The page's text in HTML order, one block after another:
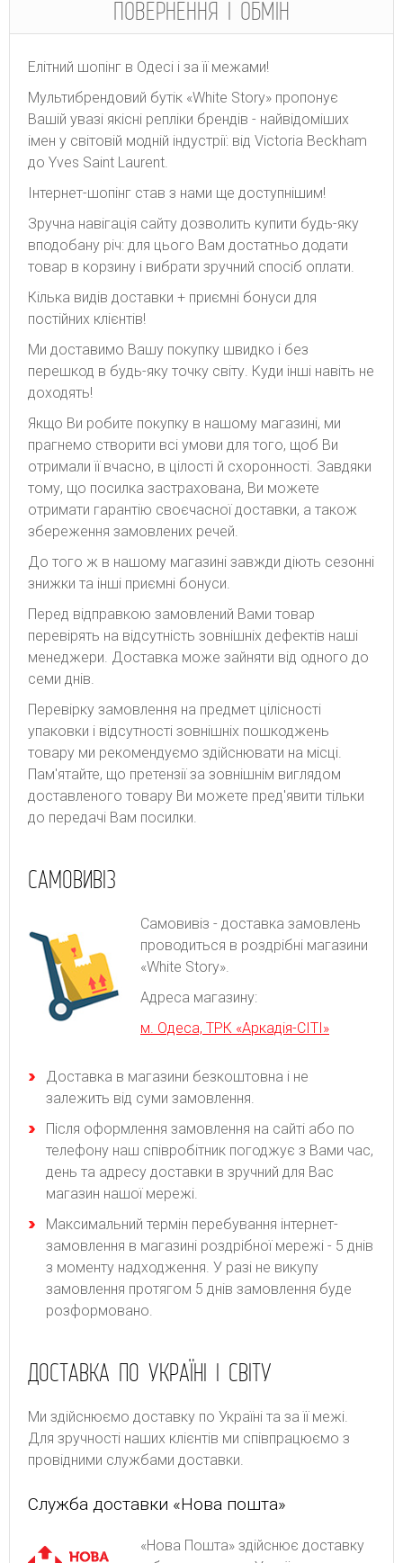
ПОВЕРНЕННЯ І ОБМІН
Елітний шопінг в Одесі і за її межами!
Мультибрендовий бутік «White Story» пропонує
Вашій увазі якісні репліки брендів - найвідоміших
імен у світовій модній індустрії: від Victoria Beckham
до Yves Saint Laurent.
Інтернет-шопінг став з нами ще доступнішим!
Зручна навігація сайту дозволить купити будь-яку
вподобану річ: для цього Вам достатньо додати
товар в корзину і вибрати зручний спосіб оплати.
Кілька видів доставки + приємні бонуси для
постійних клієнтів!
Ми доставимо Вашу покупку швидко і без
перешкод в будь-яку точку світу. Куди інші навіть не
доходять!
Якщо Ви робите покупку в нашому магазині, ми
прагнемо створити всі умови для того, щоб Ви
отримали її вчасно, в цілості й схоронності. Завдяки
тому, що посилка застрахована, Ви можете
отримати гарантію своєчасної доставки, а також
збереження замовлених речей.
До того ж в нашому магазині завжди діють сезонні
знижки та інші приємні бонуси.
Перед відправкою замовлений Вами товар
перевірять на відсутність зовнішніх дефектів наші
менеджери. Доставка може зайняти від одного до
семи днів.
Перевірку замовлення на предмет цілісності
упаковки і відсутності зовнішніх пошкоджень
товару ми рекомендуємо здійснювати на місці.
Пам'ятайте, що претензії за зовнішнім виглядом
доставленого товару Ви можете пред'явити тільки
до передачі Вам посилки.
САМОВИВІЗ
Самовивіз - доставка замовлень
проводиться в роздрібні магазини
«White Story».
Адреса магазину:
м. Одеса, ТРК «Аркадія-СІТІ»
Доставка в магазини безкоштовна і не
залежить від суми замовлення.
Після оформлення замовлення на сайті або по
телефону наш співробітник погоджує з Вами час,
день та адресу доставки в зручний для Вас
магазин нашої мережі.
Максимальний термін перебування інтернет-
замовлення в магазині роздрібної мережі - 5 днів
з моменту надходження. У разі не викупу
замовлення протягом 5 днів замовлення буде
розформовано.
ДОСТАВКА ПО УКРАЇНІ І СВІТУ
Ми здійснюємо доставку по Україні та за її межі.
Для зручності наших клієнтів ми співпрацюємо з
провідними службами доставки.
Служба доставки «Нова пошта»
«Нова Пошта» здійснює доставку